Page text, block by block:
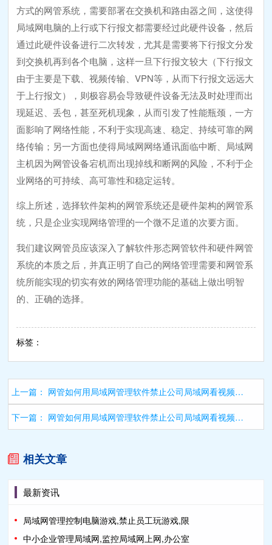
方式的网管系统，需要部署在交换机和路由器之间，这使得
局域网电脑的上行或下行报文都需要经过此硬件设备，然后
通过此硬件设备进行二次转发，尤其是需要将下行报文分发
到交换机再到各个电脑，这样一旦下行报文较大（下行报文
由于主要是下载、视频传输、VPN等，从而下行报文远远大
于上行报文），则极容易会导致硬件设备无法及时处理而出
现延迟、丢包，甚至死机现象，从而引发了性能瓶颈，一方
面影响了网络性能，不利于实现高速、稳定、持续可靠的网
络传输；另一方面也使得局域网网络通讯面临中断、局域网
主机因为网管设备宕机而出现掉线和断网的风险，不利于企
业网络的可持续、高可靠性和稳定运转。
综上所述，选择软件架构的网管系统还是硬件架构的网管系
统，只是企业实现网络管理的一个微不足道的次要方面。
我们建议网管员应该深入了解软件形态网管软件和硬件网管
系统的本质之后，并真正明了自己的网络管理需要和网管系
统所能实现的切实有效的网络管理功能的基础上做出明智
的、正确的选择。
标签：
上一篇： 网管如何用局域网管理软件禁止公司局域网看视频、限制员工上班看电影？
下一篇： 网管如何用局域网管理软件禁止公司局域网看视频、限制员工上班看电影？
相关文章
最新资讯
局域网管理控制电脑游戏,禁止员工玩游戏,限
中小企业管理局域网,监控局域网上网,办公室